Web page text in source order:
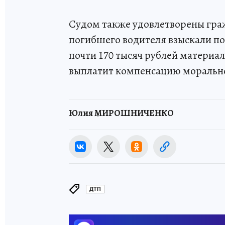
Судом также удовлетворены
погибшего водителя взыскали
почти 170 тысяч рублей
выплатит компенсацию
Юлия МИРОШНИЧЕНКО
ДТП